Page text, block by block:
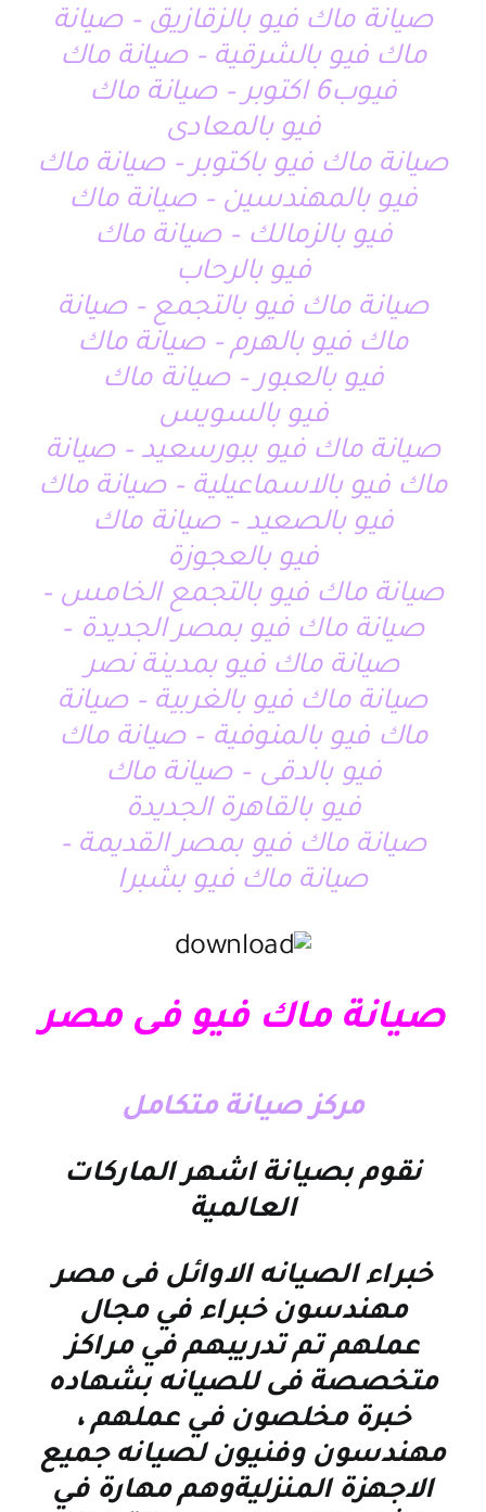
صيانة ماك فيو بالزقازيق – صيانة
ماك فيو بالشرقية – صيانة ماك
فيوب6 اكتوبر – صيانة ماك
فيو بالمعادى
صيانة ماك فيو باكتوبر – صيانة ماك
فيو بالمهندسين – صيانة ماك
فيو بالزمالك – صيانة ماك
فيو بالرحاب
صيانة ماك فيو بالتجمع – صيانة
ماك فيو بالهرم – صيانة ماك
فيو بالعبور – صيانة ماك
فيو بالسويس
صيانة ماك فيو ببورسعيد – صيانة
ماك فيو بالاسماعيلية – صيانة ماك
فيو بالصعيد – صيانة ماك
فيو بالعجوزة
صيانة ماك فيو بالتجمع الخامس –
صيانة ماك فيو بمصر الجديدة –
صيانة ماك فيو بمدينة نصر
صيانة ماك فيو بالغربية – صيانة
ماك فيو بالمنوفية – صيانة ماك
فيو بالدقى – صيانة ماك
فيو بالقاهرة الجديدة
صيانة ماك فيو بمصر القديمة –
صيانة ماك فيو بشبرا
صيانة ماك فيو فى مصر
مركز صيانة متكامل
نقوم بصيانة اشهر الماركات
العالمية
خبراء الصيانه الاوائل فى مصر
مهندسون خبراء في مجال
عملهم تم تدريبهم في مراكز
متخصصة فى للصيانه بشهاده
خبرة مخلصون في عملهم ،
مهندسون وفنيون لصيانه جميع
الاجهزة المنزليةوهم مهارة في